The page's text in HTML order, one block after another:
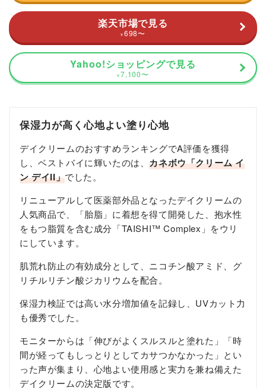
楽天市場で見る
¥ 698〜
Yahoo!ショッピングで見る
¥ 7,100〜
保湿力が高く心地よい塗り心地
デイクリームのおすすめランキングでA評価を獲得
し、ベストバイに輝いたのは、カネボウ「クリーム イ
ン デイII」でした。
リニューアルして医薬部外品となったデイクリームの
人気商品で、「胎脂」に着想を得て開発した、抱水性
をもつ脂質を含む成分「TAISHI™ Complex」をウリ
にしています。
肌荒れ防止の有効成分として、ニコチン酸アミド、グ
リチルリチン酸ジカリウムを配合。
保湿力検証では高い水分増加値を記録し、UVカット力
も優秀でした。
モニターからは「伸びがよくスルスルと塗れた」「時
間が経ってもしっとりとしてカサつかなかった」とい
った声が集まり、心地よい使用感と実力を兼ね備えた
デイクリームの決定版です。